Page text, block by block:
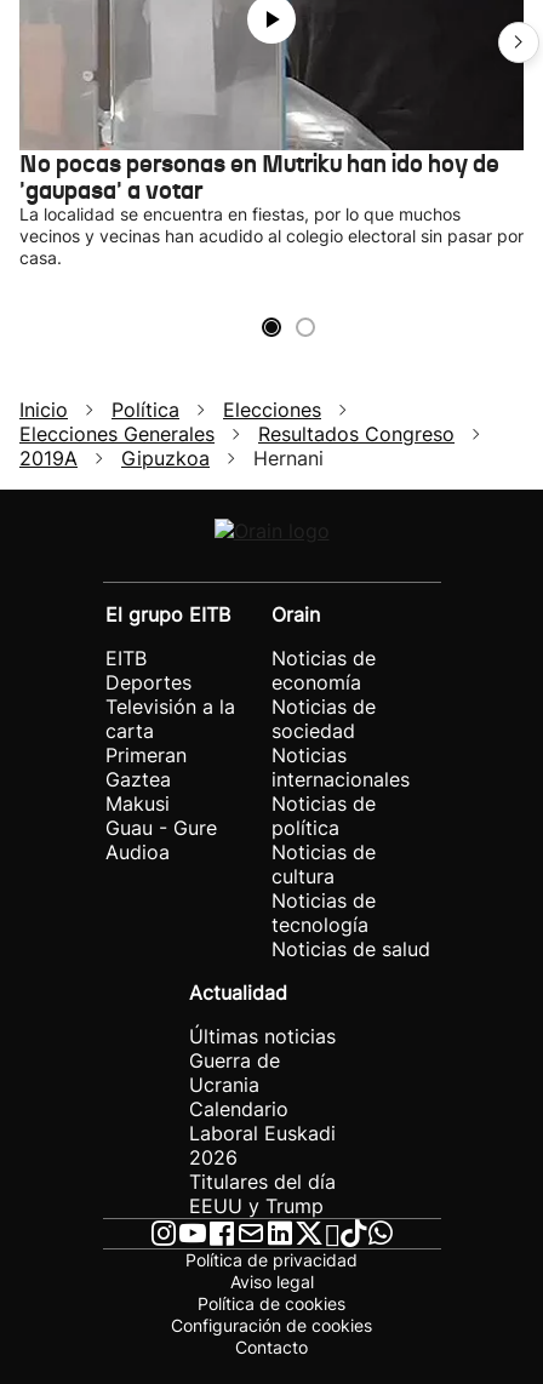
No pocas personas en Mutriku han ido hoy de
'gaupasa' a votar
La localidad se encuentra en fiestas, por lo que muchos
vecinos y vecinas han acudido al colegio electoral sin pasar por
casa.
Inicio Política
Elecciones
Elecciones Generales
Resultados Congreso
2019A
Gipuzkoa Hernani
El grupo EITB
EITB
Deportes
Televisión a la
carta
Primeran
Gaztea
Makusi
Guau - Gure
Audioa
Orain
Noticias de
economía
Noticias de
sociedad
Noticias
internacionales
Noticias de
política
Noticias de
cultura
Noticias de
tecnología
Noticias de salud
Actualidad
Últimas noticias
Guerra de
Ucrania
Calendario
Laboral Euskadi
2026
Titulares del día
EEUU y Trump
Política de privacidad
Aviso legal
Política de cookies
Configuración de cookies
Contacto